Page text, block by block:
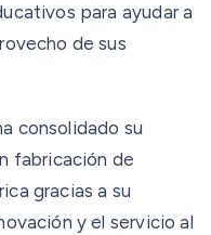
para ayudar a
de sus
consolidado su
fabricación de
gracias a su
y el servicio al